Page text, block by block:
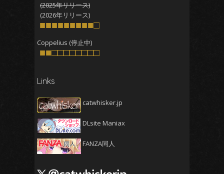
2025年8月(5)
2025年7月(4)
(4)
2025年5月(5)
2025年3月
2025年2月(4)
2025年1月(5)
2024年12月(5)
2024年11月(5)
(2025年リリース)
(2026年リリース)
■■■■■■■■■□
Coppelius (停止中)
■■□□□□□□□□
Links
catwhisker.jp
DLsite Maniax
FANZA同人